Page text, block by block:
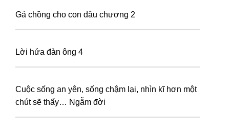
Gả chồng cho con dâu chương 2
Lời hứa đàn ông 4
Cuộc sống an yên, sống chậm lại, nhìn kĩ hơn một
chút sẽ thấy… Ngẫm đời